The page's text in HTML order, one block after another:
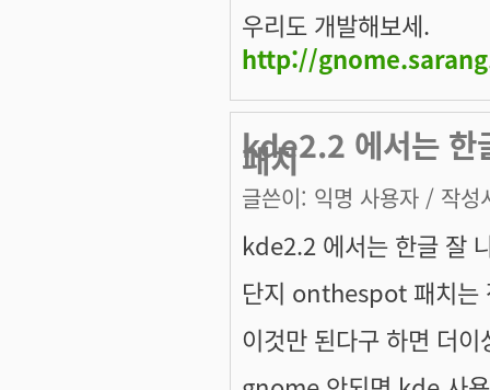
우리도 개발해보세.
http://
kde2.2 에서는
패치
글쓴이: 익명 사용자 / 작성
kde2.2 에서는 한글 잘
단지 onthespot 패치는
이것만 된다구 하면 더